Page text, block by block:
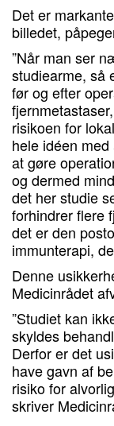
Det er
billedet,
”Når man ser
studiearme, så
før og efter
risikoen for
hele idéen
at gøre
og dermed
det her studie
forhindrer flere
det er den
immunterapi,
Denne
Medicinrådet
”Studiet kan
skyldes
Derfor er det
have gavn af
risiko for
skriver